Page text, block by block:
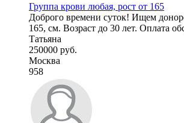
Группа крови любая, рост от 165
Доброго времени суток! Ищем
165, см. Возраст до 30 лет. Оплата
Татьяна
250000 руб.
Москва
958